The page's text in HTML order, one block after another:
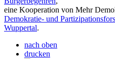
eine Kooperation von Mehr
Demokratie- und
Wuppertal.
nach oben
drucken